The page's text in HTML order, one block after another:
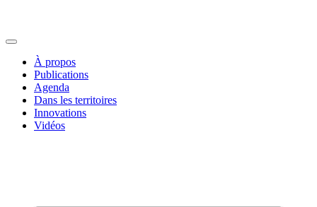
À propos
Publications
Agenda
Dans les territoires
Innovations
Vidéos